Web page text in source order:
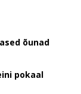
õunad
pokaal